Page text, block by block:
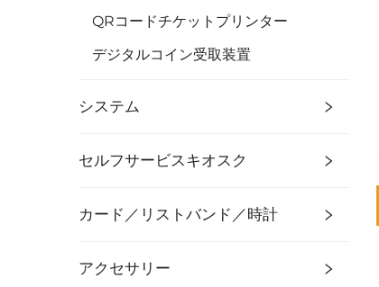
QRコードチケットプリンター
デジタルコイン受取装置
システム
セルフサービスキオスク
カード／リストバンド／時計
アクセサリー